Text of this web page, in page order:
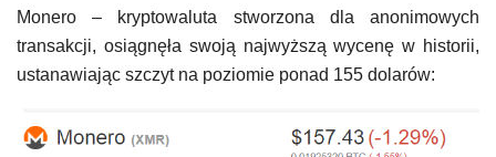
Monero – kryptowaluta stworzona dla anonimowych
transakcji, osiągnęła swoją najwyższą wycenę w historii,
ustanawiając szczyt na poziomie ponad 155 dolarów: